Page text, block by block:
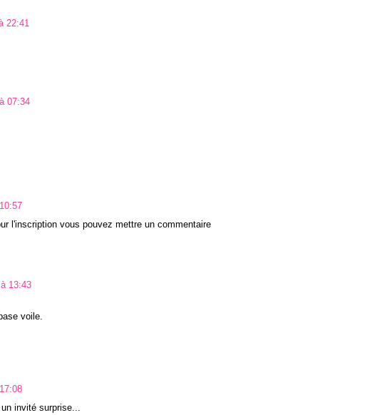
22:41
07:34
l'inscription vous pouvez mettre un commentaire
13:43
voile.
invité surprise...